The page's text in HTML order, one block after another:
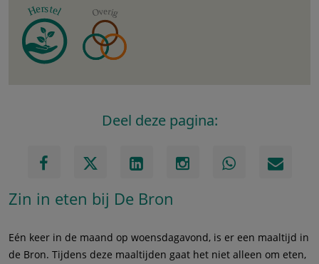
Deel deze pagina:
Zin in eten bij De Bron
Eén keer in de maand op woensdagavond, is er een maaltijd in
de Bron. Tijdens deze maaltijden gaat het niet alleen om eten,